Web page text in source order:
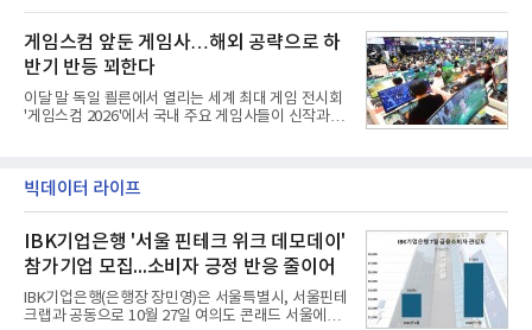
국산화에 의
접어든 가운데 삼성전자는 AI 반도체를 중심으로 데
이터센터 생태계 공략을 강화하고 LG전자는 냉각솔
루션·전장·로봇 등 기업용 솔루션 사업 확대에 속도를
내고 있다.9일 업계에 따르면 LG전자는 2분기 생활가
전과 프리미엄 제품 경쟁력에 더해 B2B 사업 확대 효
과로 수익성을 방어한 반면 삼성전자는 디바이스경험
(DX) 부문의 TV·생활가전 수익성이 악화됐다. 대신 삼
사업 확대
게임스컴 앞둔 게임사…해외 공략으로 하
반기 반등 꾀한다
이달 말 독일 쾰른에서 열리는 세계 최대 게임 전시회
'게임스컴 2026'에서 국내 주요 게임사들이 신작과 글
업계에 따르면 올해 상반기 게임업계는 기업별 성적
기준 매출 2조6616억원, 영업이익 9725억원으로 역
대 최대 실적을 기록했다. 엔씨도 올해 출시한 '아이온
2' 등에 힘입어 호실적을 거둘 것으로 전망된다.반면
넷마블은 2분기 매출이 증가했지만 영업이익은 전년
동기 대
빅데이터 라이프
IBK기업은행 '서울 핀테크 위크 데모데이'
참가기업 모집...소비자 긍정 반응 줄이어
IBK기업은행(은행장 장민영)은 서울특별시, 서울핀테
크랩과 공동으로 10월 27일 여의도 콘래드 서울에서